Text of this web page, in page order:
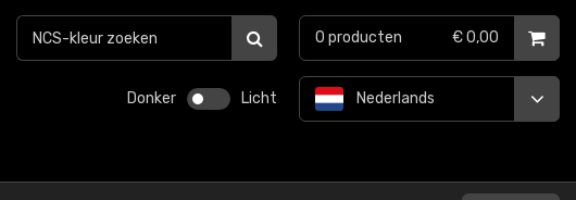
Donker Licht Nederlands
0 producten € 0,00